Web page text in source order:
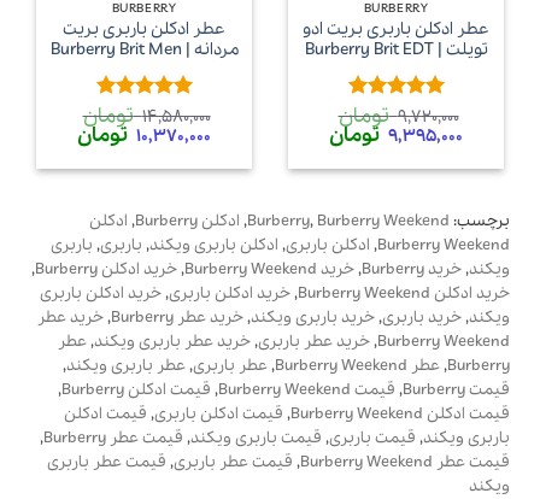
BURBERRY
عطر ادکلن باربری بریت ادو
تویلت | Burberry Brit EDT
امتیاز5از
5
9,720,000 تومان
قیمت
اصلی
9,720,000 تومان
بود.
9,395,000 تومان
9,395,000 تومان
است.
BURBERRY
عطر ادکلن باربری بریت
مردانه | Burberry Brit Men
امتیاز5از
5
14,580,000 تومان
قیمت
اصلی
14,580,000 تومان
بود.
10,370,000 تومان
است.
برچسب: Burberry, Burberry Weekend
, ادکلن Burberry , ادکلن
Burberry Weekend
, ادکلن باربری, ادکلن باربری ویکند, باربری, باربری
ویکند,خرید Burberry ,خرید Burberry Weekend ,خرید ادکلن Burberry
,
خرید ادکلن Burberry Weekend
,خرید ادکلن باربری,خرید ادکلن باربری
ویکند,خرید باربری,خرید باربری ویکند,خرید عطر Burberry ,خرید عطر
Burberry Weekend
,خرید عطر باربری,خرید عطر باربری ویکند,عطر
Burberry
,عطر Burberry Weekend ,عطر باربری,عطر باربری ویکند,
قیمت Burberry
, قیمت Burberry Weekend , قیمت ادکلن Burberry
,
قیمت ادکلن Burberry Weekend
, قیمت ادکلن باربری, قیمت ادکلن
باربری ویکند, قیمت باربری, قیمت باربری ویکند, قیمت عطر Burberry
,
قیمت عطر Burberry Weekend
, قیمت عطر باربری, قیمت عطر باربری
ویکند